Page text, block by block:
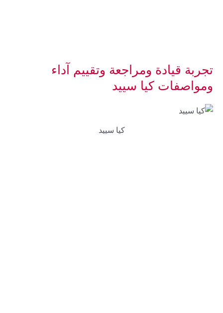
تجربة قيادة ومراجعة وتقييم آداء
ومواصفات كيا سييد
كيا سييد